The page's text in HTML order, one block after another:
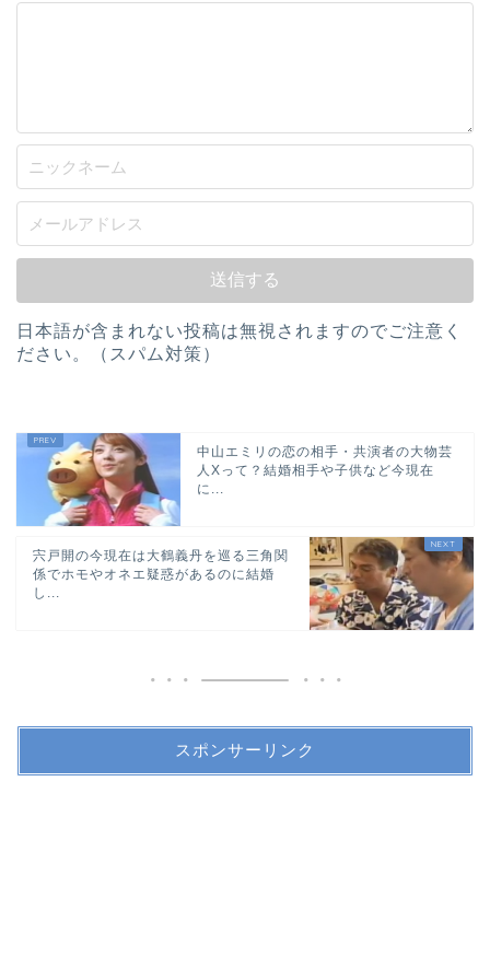
日本語が含まれない投稿は無視されますのでご注意く
ださい。（スパム対策）
中山エミリの恋の相手・共演者の大物芸
人Xって？結婚相手や子供など今現在
に...
宍戸開の今現在は大鶴義丹を巡る三角関
係でホモやオネエ疑惑があるのに結婚
し...
スポンサーリンク